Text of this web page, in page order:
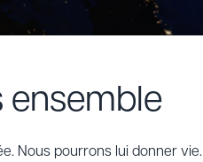
ensemble
Nous pourrons lui donner vie.